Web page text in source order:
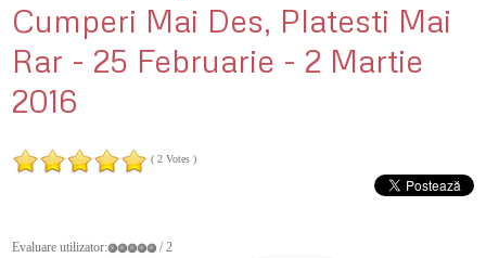
Cumperi Mai Des, Platesti Mai
Rar - 25 Februarie - 2 Martie
2016
( 2 Votes )
Evaluare utilizator:
/ 2